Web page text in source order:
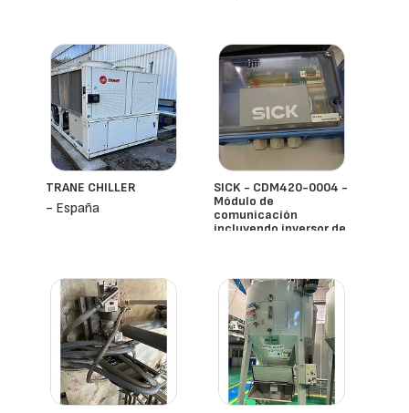
TRANE CHILLER
- España
SICK - CDM420-0004 -
Módulo de
comunicación
incluyendo inversor de
- España